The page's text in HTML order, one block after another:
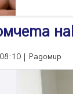
| Радомир